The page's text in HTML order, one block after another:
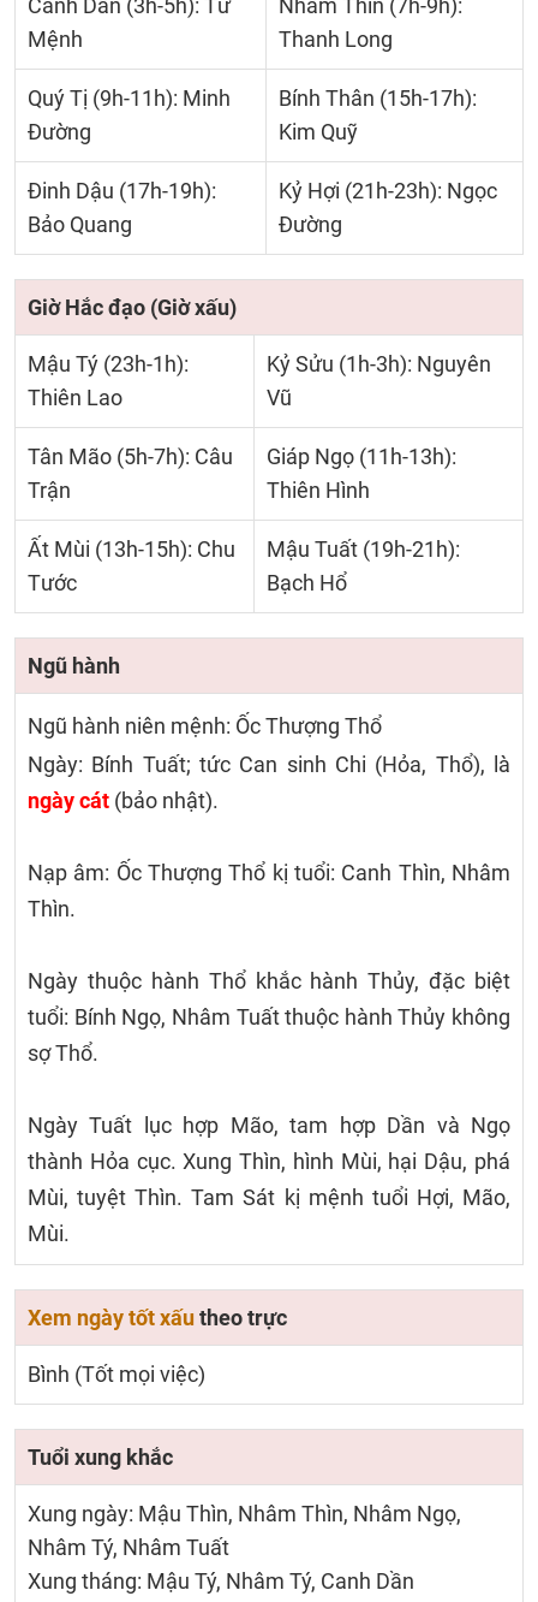
Canh Dần (3h-5h): Tư
Mệnh
Nhâm Thìn (7h-9h):
Thanh Long
Quý Tị (9h-11h): Minh
Đường
Bính Thân (15h-17h):
Kim Quỹ
Đinh Dậu (17h-19h):
Bảo Quang
Kỷ Hợi (21h-23h): Ngọc
Đường
Giờ Hắc đạo (Giờ xấu)
Mậu Tý (23h-1h):
Thiên Lao
Kỷ Sửu (1h-3h): Nguyên
Vũ
Tân Mão (5h-7h): Câu
Trận
Giáp Ngọ (11h-13h):
Thiên Hình
Ất Mùi (13h-15h): Chu
Tước
Mậu Tuất (19h-21h):
Bạch Hổ
Ngũ hành
Ngũ hành niên mệnh: Ốc Thượng Thổ
Ngày: Bính Tuất; tức Can sinh Chi (Hỏa, Thổ), là
ngày cát (bảo nhật).
Nạp âm: Ốc Thượng Thổ kị tuổi: Canh Thìn, Nhâm
Thìn.
Ngày thuộc hành Thổ khắc hành Thủy, đặc biệt
tuổi: Bính Ngọ, Nhâm Tuất thuộc hành Thủy không
sợ Thổ.
Ngày Tuất lục hợp Mão, tam hợp Dần và Ngọ
thành Hỏa cục. Xung Thìn, hình Mùi, hại Dậu, phá
Mùi, tuyệt Thìn. Tam Sát kị mệnh tuổi Hợi, Mão,
Mùi.
Xem ngày tốt xấutheo trực
Bình (Tốt mọi việc)
Tuổi xung khắc
Xung ngày: Mậu Thìn, Nhâm Thìn, Nhâm Ngọ,
Nhâm Tý, Nhâm Tuất
Xung tháng: Mậu Tý, Nhâm Tý, Canh Dần